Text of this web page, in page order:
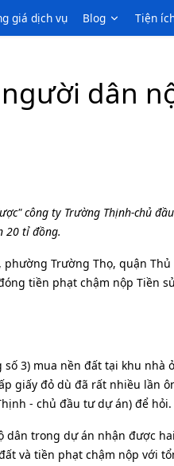
giá dịch vụ Blog Tiện
dân
công ty Trường Thịnh-chủ
20 tỉ đồng.
Trường Thọ, quận
tiền phạt chậm nộp Tiền
3) mua nền đất tại khu nhà
giấy đỏ dù đã rất nhiều lần
- chủ đầu tư dự án) để hỏi.
dân trong dự án nhận được
và tiền phạt chậm nộp với